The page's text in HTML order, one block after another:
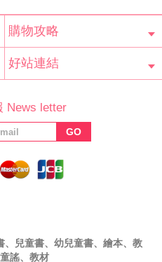
購物攻略
常見問題
購物說明
訂單查詢
好站連結
福利協會
絲專頁
News letter
GO
兒童書、幼兒童書、繪本、教
謠、教材